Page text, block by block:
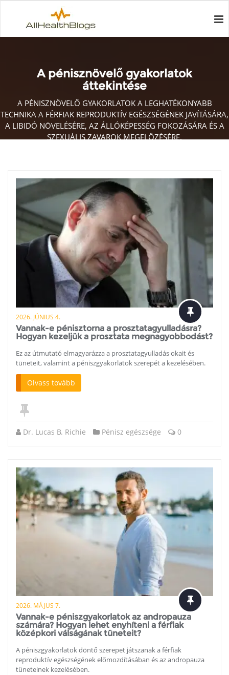
A pénisznövelő gyakorlatok
áttekintése
A PÉNISZNÖVELŐ GYAKORLATOK A LEGHATÉKONYABB
TECHNIKA A FÉRFIAK REPRODUKTÍV EGÉSZSÉGÉNEK JAVÍTÁSÁRA,
A LIBIDÓ NÖVELÉSÉRE, AZ ÁLLÓKÉPESSÉG FOKOZÁSÁRA ÉS A
SZEXUÁLIS ZAVAROK MEGELŐZÉSÉRE.
2026. JÚNIUS 4.
Vannak-e pénisztorna a prosztatagyulladásra?
Hogyan kezeljük a prosztata megnagyobbodást?
Ez az útmutató elmagyarázza a prosztatagyulladás okait és
tüneteit, valamint a péniszgyakorlatok szerepét a kezelésében.
Olvass tovább
Dr. Lucas B. Richie Pénisz egészsége 0
2026. MÁJUS 7.
Vannak-e péniszgyakorlatok az andropauza
számára? Hogyan lehet enyhíteni a férfiak
középkori válságának tüneteit?
A péniszgyakorlatok döntő szerepet játszanak a férfiak
reproduktív egészségének előmozdításában és az andropauza
tüneteinek kezelésében.